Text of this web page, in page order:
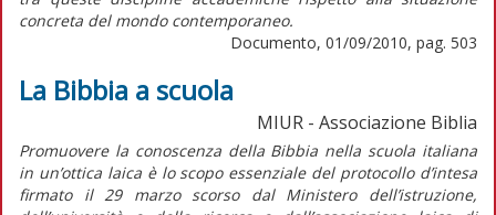
concreta del mondo contemporaneo.
Documento, 01/09/2010, pag. 503
La Bibbia a scuola
MIUR - Associazione Biblia
Promuovere la conoscenza della Bibbia nella scuola italiana
in un’ottica laica è lo scopo essenziale del protocollo d’intesa
firmato il 29 marzo scorso dal Ministero dell’istruzione,